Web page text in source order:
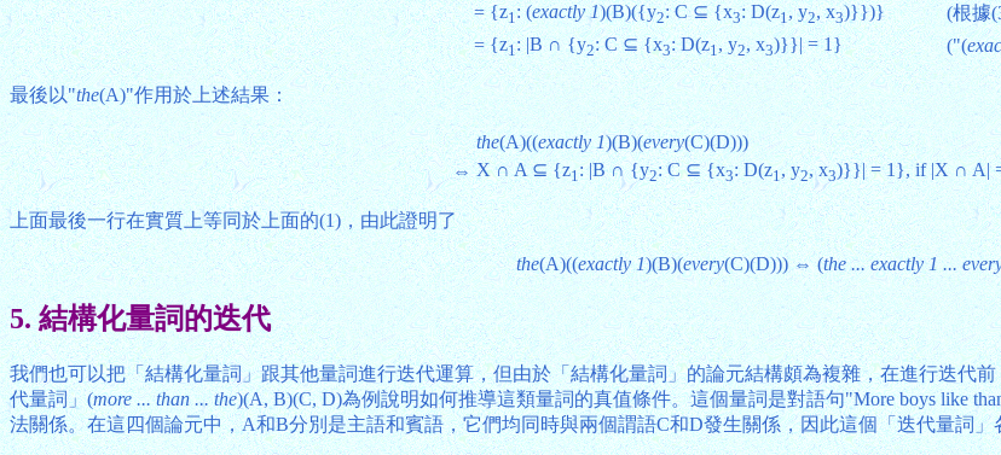
= {z1: (exactly 1)(B)({y2: C ⊆ {x3: D(z1, y2, x3)}})}
(根據
= {z1: |B ∩ {y2: C ⊆ {x3: D(z1, y2, x3)}}| = 1} ("(
最後以"the(A)"作用於上述結果：
the(A)((exactly 1)(B)(every(C)(D)))
⇔ X ∩ A ⊆ {z1: |B ∩ {y2: C ⊆ {x3: D(z1, y2, x3)}}| = 1}, if |X ∩ A|
上面最後一行在實質上等同於上面的(1)，由此證明了
the(A)((exactly 1)(B)(every(C)(D))) ⇔ (the ... exactly 1 ...
5. 結構化量詞的迭代
我們也可以把「結構化量詞」跟其他量詞進行迭代運算，但由於「結構化量詞」的論元結構頗為複雜，在進行迭代
代量詞」(more ... than ... the)(A, B)(C, D)為例說明如何推導這類量詞的真值條件。這個量詞是對語句"More boys like
法關係。在這四個論元中，A和B分別是主語和賓語，它們均同時與兩個謂語C和D發生關係，因此這個「迭代量詞